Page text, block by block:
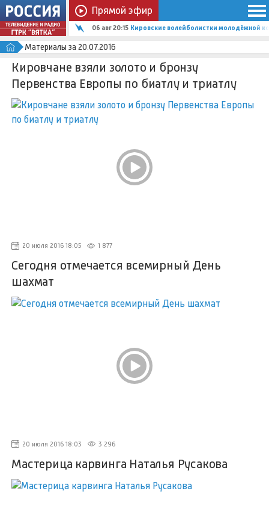
Прямой эфир
06 авг 20:15 Кировские волейболистки молодёжной
Материалы за 20.07.2016
Кировчане взяли золото и бронзу
Первенства Европы по биатлу и триатлу
20 июля 2016 18:05 1 877
Сегодня отмечается всемирный День
шахмат
20 июля 2016 18:03 3 296
Мастерица карвинга Наталья Русакова